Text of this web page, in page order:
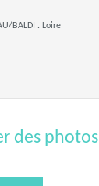
BALDI . Loire
des photos